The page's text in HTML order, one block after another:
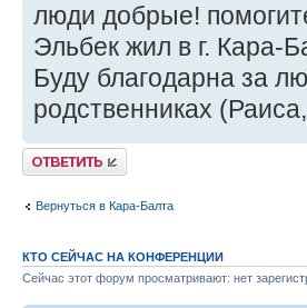
люди добрые!
Эльбек жил в г. Кара-
Буду благодарна за
родственниках
Ответить
Вернуться в Кара-Балта
КТО СЕЙЧАС НА КОНФЕРЕНЦИИ
Сейчас этот форум просматривают: нет